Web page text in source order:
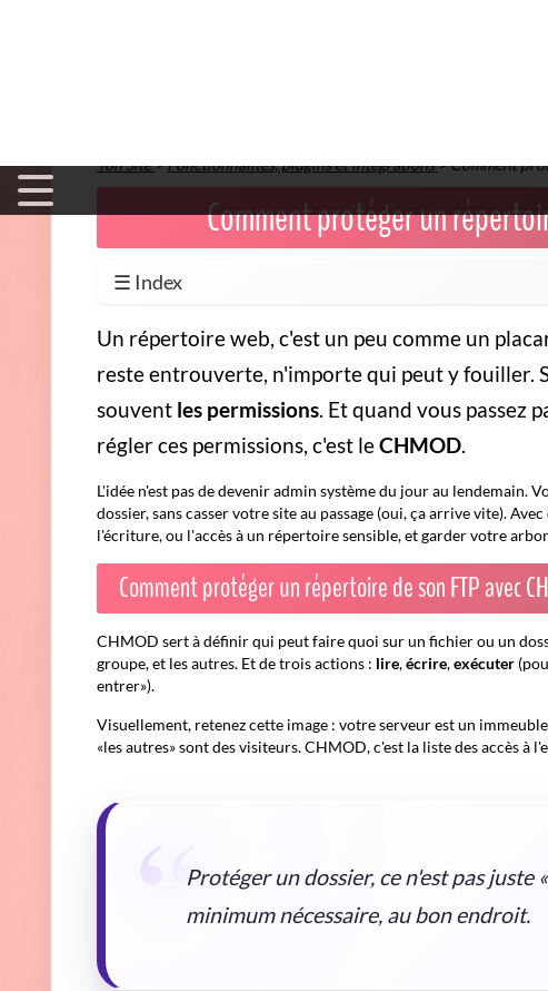
Ton Site>Fonctionnalités, plugins et intégrations>Comment
Comment protéger un
☰ Index
Un répertoire web, c'est un peu comme un
reste entrouverte, n'importe qui peut y fouiller.
souvent les permissions. Et quand vous passez
régler ces permissions, c'est leCHMOD.
L'idée n'est pas de devenir admin système du jour au
dossier, sans casser votre site au passage (oui, ça arrive vite).
l'écriture, ou l'accès à un répertoire sensible, et garder votre
Comment protéger un répertoire de son FTP avec
CHMOD sert à définir qui peut faire quoi sur un fichier ou un
groupe, et les autres. Et de trois actions : lire,écrire,exécuter
entrer»).
Visuellement, retenez cette image : votre serveur est un
«les autres» sont des visiteurs. CHMOD, c'est la liste des accès à
Protéger un dossier, ce n'est pas juste
minimum nécessaire, au bon endroit.